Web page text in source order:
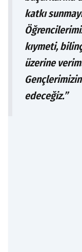
katkı
kıymeti,
üzerine
edeceğiz.”